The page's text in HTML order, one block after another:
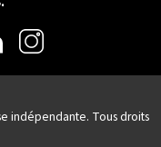
indépendante. Tous droits